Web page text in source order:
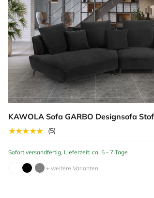
KAWOLA Sofa GARBO Designsofa
★★★★★
(5)
Sofort versandfertig, Lieferzeit: ca. 5 - 7 Tage
+ weitere Varianten